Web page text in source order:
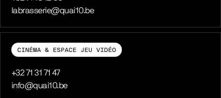
E-mail
labrasserie@quai10.be
CINÉMA & ESPACE JEU VIDÉO
Téléphone
+32 71 31 71 47
E-mail
info@quai10.be